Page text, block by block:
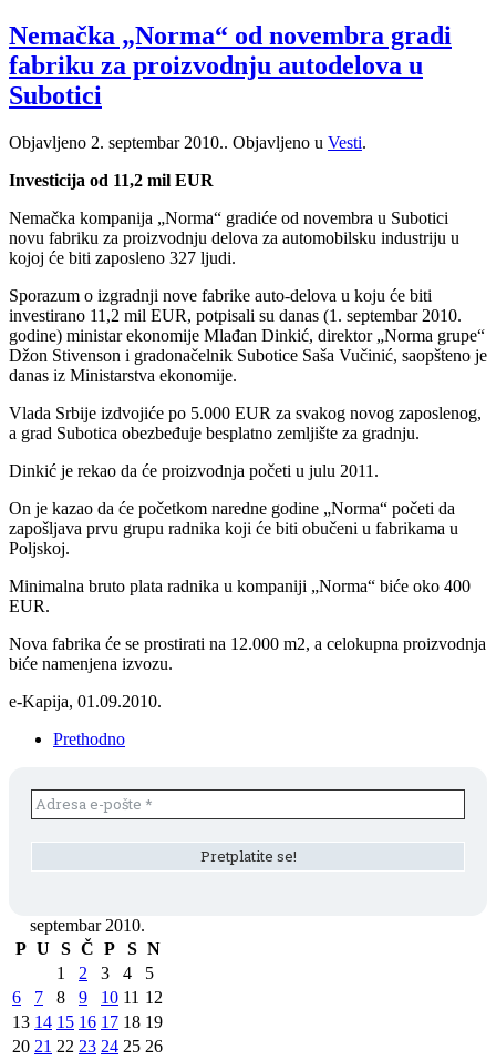
Nemačka „Norma“ od novembra gradi
fabriku za proizvodnju autodelova u
Subotici
Objavljeno 2. septembar 2010.. Objavljeno u Vesti.
Investicija od 11,2 mil EUR
Nemačka kompanija „Norma“ gradiće od novembra u Subotici
novu fabriku za proizvodnju delova za automobilsku industriju u
kojoj će biti zaposleno 327 ljudi.
Sporazum o izgradnji nove fabrike auto-delova u koju će biti
investirano 11,2 mil EUR, potpisali su danas (1. septembar 2010.
godine) ministar ekonomije Mlađan Dinkić, direktor „Norma grupe“
Džon Stivenson i gradonačelnik Subotice Saša Vučinić, saopšteno je
danas iz Ministarstva ekonomije.
Vlada Srbije izdvojiće po 5.000 EUR za svakog novog zaposlenog,
a grad Subotica obezbeđuje besplatno zemljište za gradnju.
Dinkić je rekao da će proizvodnja početi u julu 2011.
On je kazao da će početkom naredne godine „Norma“ početi da
zapošljava prvu grupu radnika koji će biti obučeni u fabrikama u
Poljskoj.
Minimalna bruto plata radnika u kompaniji „Norma“ biće oko 400
EUR.
Nova fabrika će se prostirati na 12.000 m2, a celokupna proizvodnja
biće namenjena izvozu.
e-Kapija, 01.09.2010.
Prethodno
septembar 2010.
P U S Č P S N
1
2 3 4
5
6
7 8 9 10 11 12
13 14 15 16 17 18 19
20 21 22 23 24 25 26